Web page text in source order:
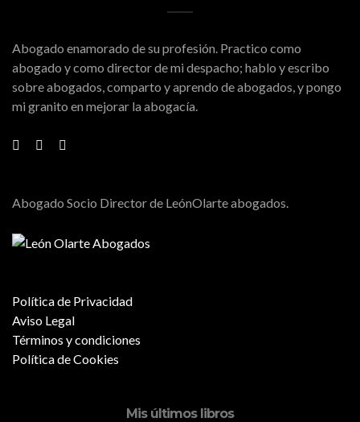
Abogado enamorado de su profesión. Practico como
abogado y como director de mi despacho; hablo y escribo
sobre abogados, comparto y aprendo de abogados, y pongo
mi granito en mejorar la abogacía.
Abogado Socio Director de LeónOlarte abogados.
Política de Privacidad
Aviso Legal
Términos y condiciones
Política de Cookies
Mis últimos libros